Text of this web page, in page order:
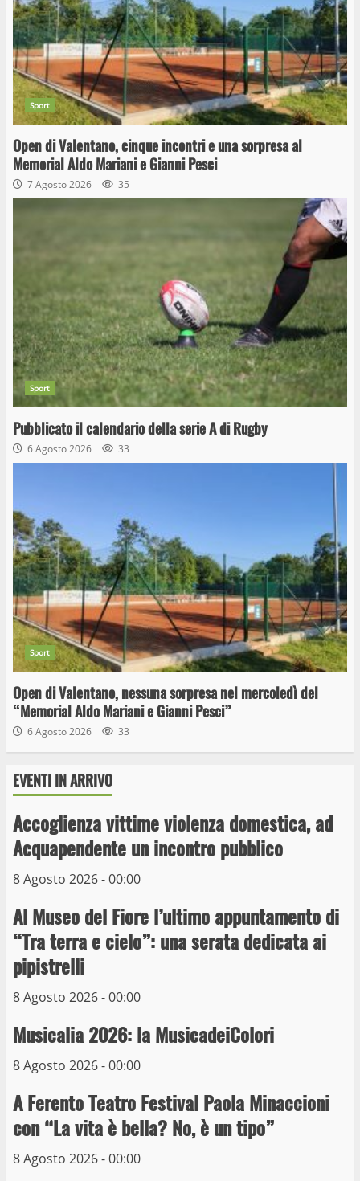
Sport
Open di Valentano, cinque incontri e una sorpresa al
Memorial Aldo Mariani e Gianni Pesci
7 Agosto 2026 35
Sport
Pubblicato il calendario della serie A di Rugby
6 Agosto 2026 33
Sport
Open di Valentano, nessuna sorpresa nel mercoledì del
“Memorial Aldo Mariani e Gianni Pesci”
6 Agosto 2026 33
EVENTI IN ARRIVO
Accoglienza vittime violenza domestica, ad
Acquapendente un incontro pubblico
8 Agosto 2026 - 00:00
Al Museo del Fiore l’ultimo appuntamento di
“Tra terra e cielo”: una serata dedicata ai
pipistrelli
8 Agosto 2026 - 00:00
Musicalia 2026: la MusicadeiColori
8 Agosto 2026 - 00:00
A Ferento Teatro Festival Paola Minaccioni
con “La vita è bella? No, è un tipo”
8 Agosto 2026 - 00:00
3
4
La Polizia di Stato arresta il ladro seriale
10 Maggio 2023
5
Michelangelo Buonarroti ospitata al
19 Gennaio 2023
6
capolinea al terminal Riello dal 15 al 17
giugno
15 Giugno 2023